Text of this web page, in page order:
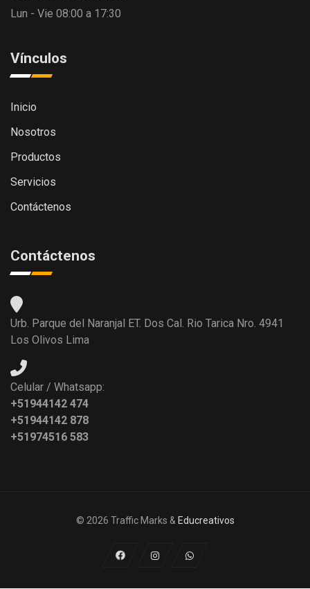
Lun - Vie 08:00 a 17:30
Vínculos
Inicio
Nosotros
Productos
Servicios
Contáctenos
Contáctenos
Urb. Parque del Naranjal ET. Dos Cal. Rio Tarica Nro. 4941
Los Olivos Lima
Celular / Whatsapp:
+51944142 474
+51944142 878
+51974516 583
© 2026 Traffic Marks & Educreativos